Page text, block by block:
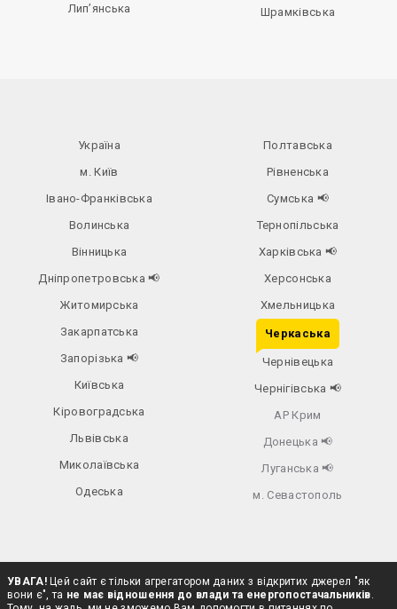
Лип’янська
Шрамківська
Україна
м. Київ
Івано-Франківська
Волинська
Вінницька
Дніпропетровська📢
Житомирська
Закарпатська
Запорізька 📢
Київська
Кіровоградська
Львівська
Миколаївська
Одеська
Полтавська
Рівненська
Сумська 📢
Тернопільська
Харківська 📢
Херсонська
Хмельницька
Черкаська
Чернівецька
Чернігівська 📢
АР Крим
Донецька 📢
Луганська 📢
м. Севастополь
УВАГА!Цей сайт є тільки агрегатором даних з відкритих джерел "як
вони є", та не має відношення до влади та енергопостачальників.